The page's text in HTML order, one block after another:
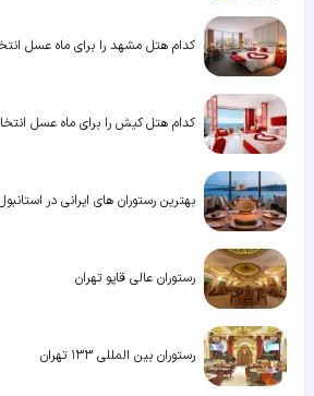
کدام هتل مشهد را برای ماه عسل
کدام هتل کیش را برای ماه عسل
بهترین رستوران های ایرانی در
رستوران عالی قاپو تهران
رستوران بین المللی ۱۳۳ تهران